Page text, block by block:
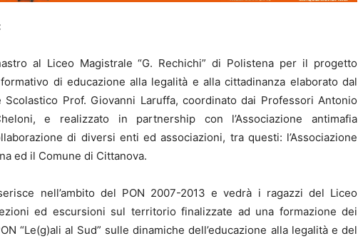
al Liceo Magistrale “G. Rechichi” di Polistena per il progetto
di educazione alla legalità e alla cittadinanza elaborato dal
Prof. Giovanni Laruffa, coordinato dai Professori Antonio
e realizzato in partnership con l’Associazione antimafia
di diversi enti ed associazioni, tra questi: l’Associazione
ed il Comune di Cittanova.
nell’ambito del PON 2007-2013 e vedrà i ragazzi del Liceo
ed escursioni sul territorio finalizzate ad una formazione dei
“Le(g)ali al Sud” sulle dinamiche dell’educazione alla legalità e del